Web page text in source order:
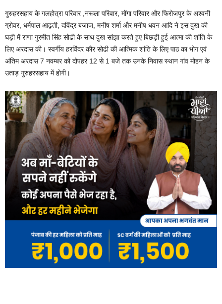
गुरुहरसहाय के गलहोत्रा परिवार ,नरूला परिवार, मोंगा परिवार और फिरोजपुर के अश्वनी
ग्रोवर, धर्मपाल आढ़ती, दविंद्र बजाज, मनीष शर्मा और मनीष धवन आदि ने इस दुख की
घड़ी में राणा गुरमीत सिंह सोढी के साथ दुख सांझा करते हुए बिछड़ी हुई आत्मा की शांति के
लिए अरदास की। स्वर्गीय हरविंदर कौर सोढी की आत्मिक शांति के लिए पाठ का भोग एवं
अंतिम अरदास 7 नवम्बर को दोपहर 12 से 1 बजे तक उनके निवास स्थान गांव मोहन के
उताड़ गुरुहरसहाय में होगी।